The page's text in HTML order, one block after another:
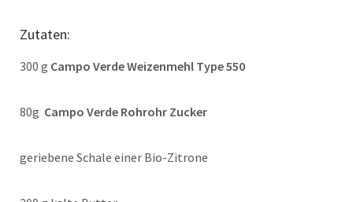
Zutaten:
300 g Campo Verde Weizenmehl Type 550
80g Campo Verde Rohrohr Zucker
geriebene Schale einer Bio-Zitrone